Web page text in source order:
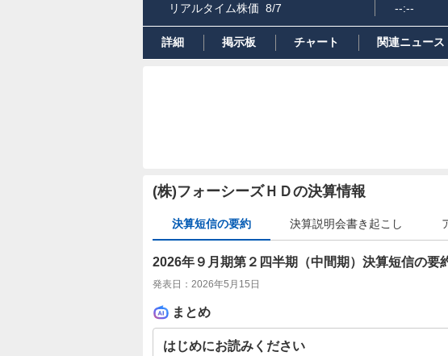
リアルタイム株価 8/7 --:--
詳細 掲示板 チャート 関連ニュース
(株)フォーシーズＨＤの決算情報
決算短信の要約 決算説明会書き起こし
2026年９月期第２四半期（中間期）決算短信の要
発表日： 2026年5月15日
まとめ
はじめにお読みください